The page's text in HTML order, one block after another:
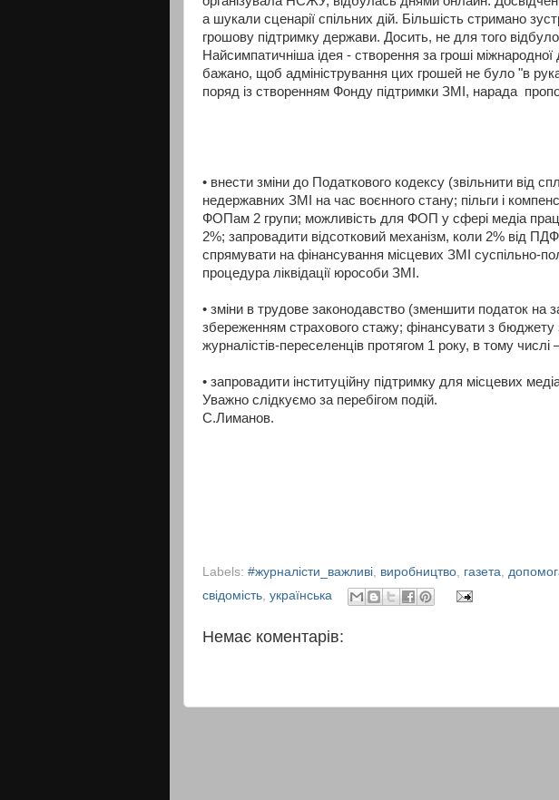
а шукали сценарії спільних дій. Більшість стримано
грошову підтримку держави. Досить, не для того
Найсимпатичніша ідея - створення за гроші
бажано, щоб адміністрування цих грошей не було "в
поряд із створенням Фонду підтримки ЗМІ, нарада
• внести зміни до Податкового кодексу (звільнити від
недержавних ЗМІ на час воєнного стану; пільги і
ФОПам 2 групи; можливість для ФОП у сфері медіа
2%; запровадити відсотковий механізм, коли 2% від
спрямувати на фінансування місцевих ЗМІ суспільно-
процедура ліквідації юрособи ЗМІ.
• зміни в трудове законодавство (зменшити податок на
збереженням страхового стажу; фінансувати з
журналістів-переселенців протягом 1 року, в тому числі
• запровадити інституційну підтримку для місцевих
Уважно слідкуємо за перебігом подій.
С.Лиманов.
Labels: #журналісти_важливі виробництво газета
свідомість українська
Немає коментарів: